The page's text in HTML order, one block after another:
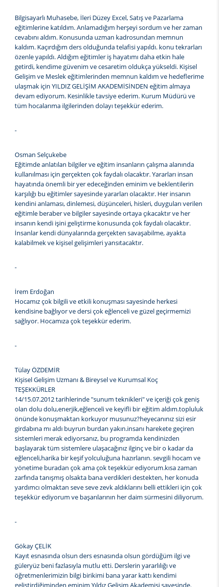
Bilgisayarlı Muhasebe, İleri Düzey Excel, Satış ve Pazarlama
eğitimlerine katıldım. Anlamadığım herşeyi sordum ve her zaman
cevabını aldım. Konusunda uzman kadrosundan memnun
kaldım. Kaçırdığım ders olduğunda telafisi yapıldı. konu tekrarları
özenle yapıldı. Aldığım eğitimler iş hayatımı daha etkin hale
getirdi, kendime güvenim ve cesaretim oldukça yükseldi. Kişisel
Gelişim ve Meslek eğitimlerinden memnun kaldım ve hedeflerime
ulaşmak için YILDIZ GELİŞİM AKADEMİSİNDEN eğitim almaya
devam ediyorum. Kesinlikle tavsiye ederim. Kurum Müdürü ve
tüm hocalarıma ilgilerinden dolayı teşekkür ederim.
-
Osman Selçukebe
Eğitimde anlatılan bilgiler ve eğitim insanların çalışma alanında
kullanılması için gerçekten çok faydalı olacaktır. Yararları insan
hayatında önemli bir yer edeceğinden eminim ve beklentilerin
karşılığı bu eğitimler sayesinde yararları olacaktır. Her insanın
kendini anlaması, dinlemesi, düşünceleri, hisleri, duyguları verilen
eğitimle beraber ve bilgiler sayesinde ortaya çıkacaktır ve her
insanın kendi işini geliştirme konusunda çok faydalı olacaktır.
İnsanlar kendi dünyalarında gerçekten savaşabilme, ayakta
kalabilmek ve kişisel gelişimleri yansıtacaktır.
-
İrem Erdoğan
Hocamız çok bilgili ve etkili konuşması sayesinde herkesi
kendisine bağlıyor ve dersi çok eğlenceli ve güzel geçirmemizi
sağlıyor. Hocamıza çok teşekkür ederim.
-
Tülay ÖZDEMİR
Kişisel Gelişim Uzmanı & Bireysel ve Kurumsal Koç
TEŞEKKÜRLER
14/15.07.2012 tarihlerinde "sunum teknikleri" ve içeriği çok geniş
olan dolu dolu,enerjik,eğlenceli ve keyifli bir eğitim aldım.topluluk
önünde konuşmaktan korkuyor musunuz?heyecanınız sizi esir
girdabına mı aldı buyrun burdan yakın.insanı harekete geçiren
sistemleri merak ediyorsanız, bu programda kendinizden
başlayarak tüm sistemlere ulaşacağınız ilginç ve bir o kadar da
eğlenceli,harika bir keşif yolculuğuna hazırlanın. sevgili hocam ve
yönetime buradan çok ama çok teşekkür ediyorum.kısa zaman
zarfında tanışmış olsakta bana verdikleri destekten, her konuda
yardımcı olmaktan seve seve zevk aldıklarını belli ettikleri için çok
teşekkür ediyorum ve başarılarının her daim sürmesini diliyorum.
-
Gökay ÇELİK
Kayıt esnasında olsun ders esnasında olsun gördüğüm ilgi ve
güleryüz beni fazlasıyla mutlu etti. Derslerin yararlılığı ve
öğretmenlerimizin bilgi birikimi bana yarar kattı kendimi
geliştirdiğiminden eminim Yıldız Gelişim Akademisi sayesinde.